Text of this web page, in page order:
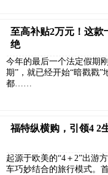
至高补贴2万元！这款
绝
今年的最后一个法定假期
期”，就已经开始“暗戳戳
都……
福特纵横购，引领4 2
起源于欧美的“4＋2”出游
车巧妙结合的旅行模式。